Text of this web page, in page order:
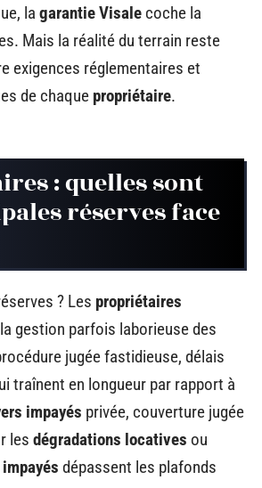
la garantie Visale coche la
Mais la réalité du terrain reste
exigences réglementaires et
de chaque propriétaire.
: quelles sont
réserves face
? Les propriétaires
gestion parfois laborieuse des
jugée fastidieuse, délais
traînent en longueur par rapport à
impayés privée, couverture jugée
les dégradations locatives ou
dépassent les plafonds